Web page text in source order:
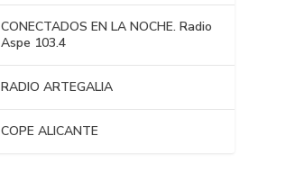
CONECTADOS EN LA NOCHE. Radio
Aspe 103.4
RADIO ARTEGALIA
COPE ALICANTE